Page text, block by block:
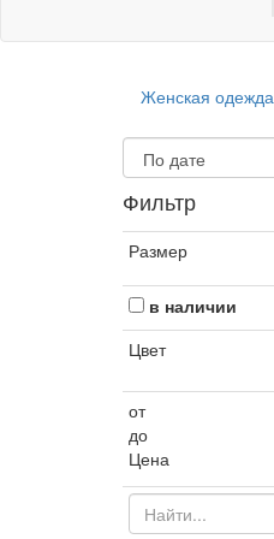
Женская одежда
Фильтр
Размер
в наличии
Цвет
от
до
Цена